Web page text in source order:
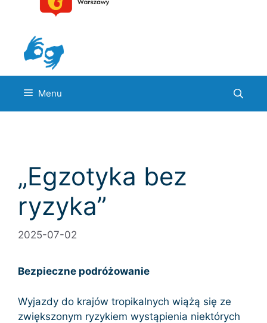
Menu
„Egzotyka bez
ryzyka”
2025-07-02
Bezpieczne podróżowanie
Wyjazdy do krajów tropikalnych wiążą się ze
zwiększonym ryzykiem wystąpienia niektórych